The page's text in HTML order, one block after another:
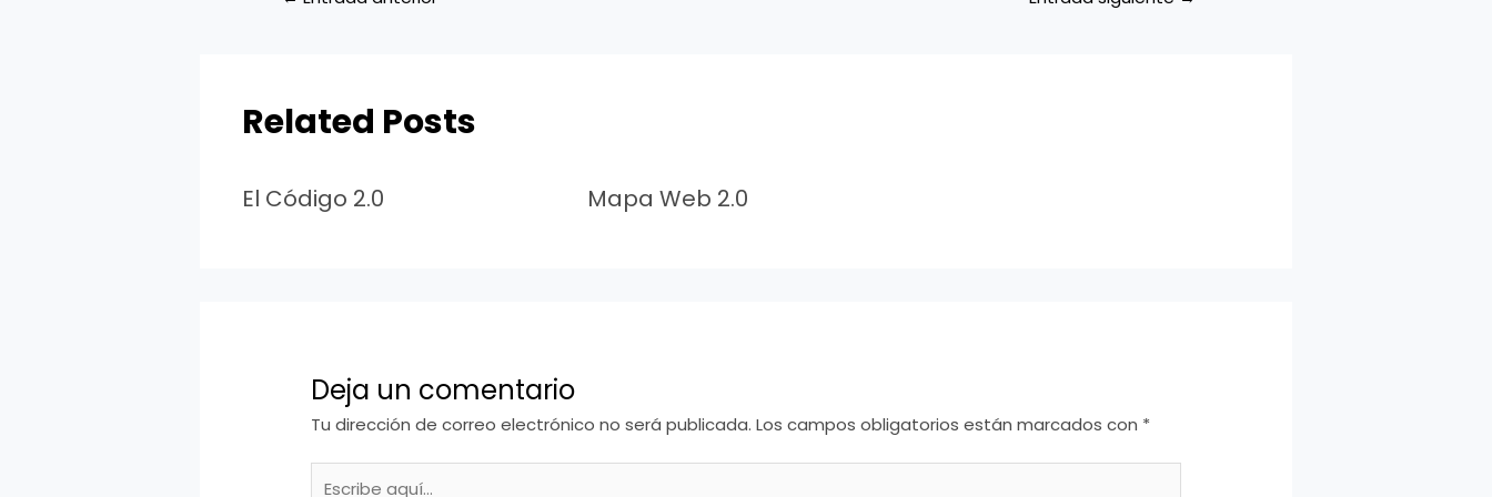
Related Posts
El Código 2.0 Mapa Web 2.0
Deja un comentario
Tu dirección de correo electrónico no será publicada. Los campos obligatorios están marcados con *